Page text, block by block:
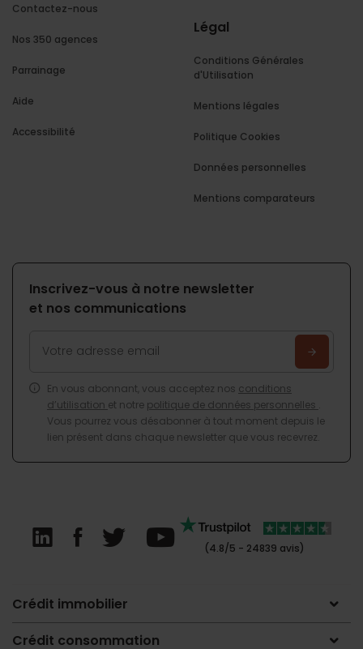
Contactez-nous
Nos 350 agences
Parrainage
Aide
Accessibilité
Légal
Conditions Générales
d'Utilisation
Mentions légales
Politique Cookies
Données personnelles
Mentions comparateurs
Inscrivez-vous à notre newsletter
et nos communications
En vous abonnant, vous acceptez nos conditions
d’utilisation et notre politique de données personnelles
Vous pourrez vous désabonner à tout moment depuis le
lien présent dans chaque newsletter que vous recevrez.
(4.8/5 - 24839 avis)
Crédit immobilier
Crédit consommation